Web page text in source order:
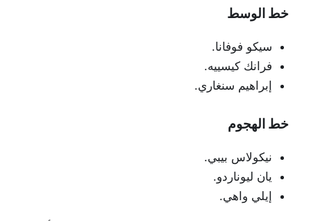
خط الوسط
سيكو فوفانا.
فرانك كيسييه.
إبراهيم سنغاري.
خط الهجوم
نيكولاس بيبي.
يان ليوناردو.
إيلي واهي.